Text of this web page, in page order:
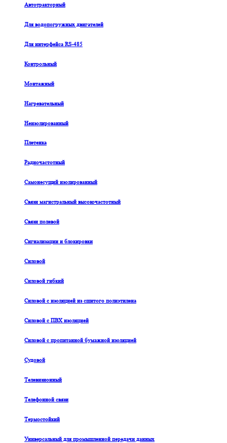
Автотракторный
Для водопогружных двигателей
Для интерфейса RS-485
Контрольный
Монтажный
Нагревательный
Неизолированный
Плетенка
Радиочастотный
Самонесущий изолированный
Связи магистральный высокочастотный
Связи полевой
Сигнализации и блокировки
Силовой
Силовой гибкий
Силовой с изоляцией из сшитого полиэтилена
Силовой с ПВХ изоляцией
Силовой с пропитанной бумажной изоляцией
Судовой
Телевизионный
Телефонной связи
Термостойкий
Универсальный для промышленной передачи данных